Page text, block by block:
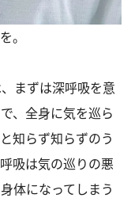
。
まずは深呼吸を意
、全身に気を巡ら
知らず知らずのう
吸は気の巡りの悪
体になってしまう